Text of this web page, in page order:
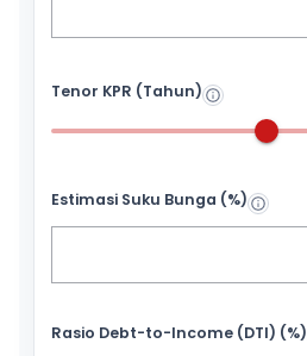
Tenor KPR (Tahun)
Estimasi Suku Bunga (%)
Rasio Debt-to-Income (DTI) (%)